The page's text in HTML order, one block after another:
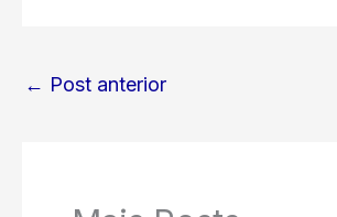
← Post anterior